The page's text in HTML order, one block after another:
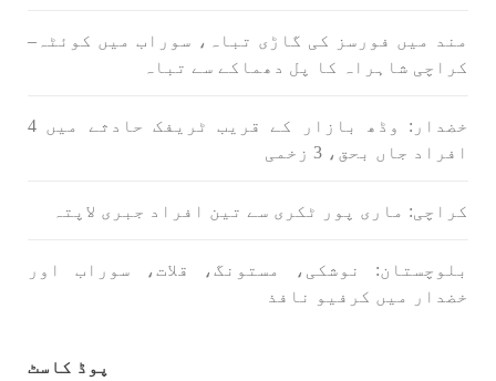
مند میں فورسز کی گاڑی تباہ، سوراب میں کوئٹہ–
کراچی شاہراہ کا پل دھماکے سے تباہ
خضدار: وڈھ بازار کے قریب ٹریفک حادثے میں 4
افراد جاں بحق، 3 زخمی
کراچی: ماری پور ٹکری سے تین افراد جبری لاپتہ
بلوچستان: نوشکی، مستونگ، قلات، سوراب اور
خضدار میں کرفیو نافذ
پوڈ کاسٹ